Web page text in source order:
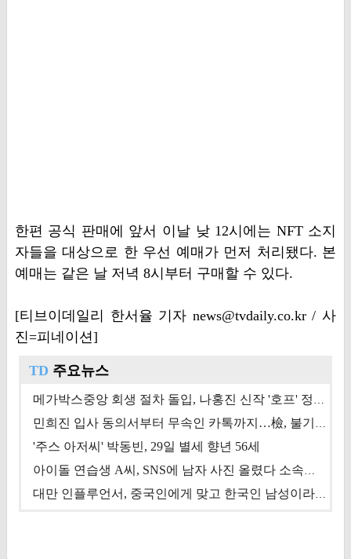
한편 공식 판매에 앞서 이날 낮 12시에는 NFT 소지
자들을 대상으로 한 우선 예매가 먼저 처리됐다. 본
예매는 같은 날 저녁 8시부터 구매할 수 있다.
[티브이데일리 한서율 기자 news@tvdaily.co.kr / 사
진=피네이션]
TD 주요뉴스
메가박스중앙 회생 절차 돌입, 나홍진 신작 '호프' 정상 개봉에 쏠린 시선 [상반기 결산 기획]
민희진 입사 동의서부터 무속인 카톡까지…檢, 불기소 처분 근거들 [이슈&톡]
'주스 아저씨' 박동빈, 29일 별세 향년 56세
아이돌 연습생 A씨, SNS에 남자 사진 올렸다 소속사 퇴출
대만 인플루언서, 중국인에게 맞고 한국인 남성이라 진술 '후폭풍'